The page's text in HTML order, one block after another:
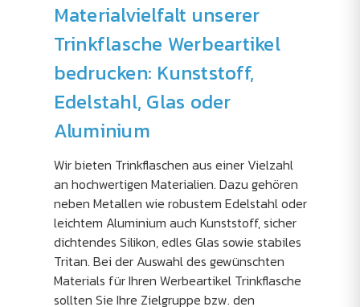
Materialvielfalt unserer
Trinkflasche Werbeartikel
bedrucken: Kunststoff,
Edelstahl, Glas oder
Aluminium
Wir bieten Trinkflaschen aus einer Vielzahl
an hochwertigen Materialien. Dazu gehören
neben Metallen wie robustem Edelstahl oder
leichtem Aluminium auch Kunststoff, sicher
dichtendes Silikon, edles Glas sowie stabiles
Tritan. Bei der Auswahl des gewünschten
Materials für Ihren Werbeartikel Trinkflasche
sollten Sie Ihre Zielgruppe bzw. den